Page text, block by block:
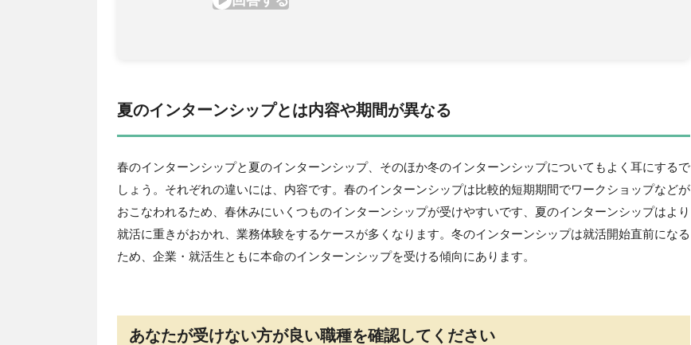
夏のインターンシップとは内容や期間が異なる
春のインターンシップと夏のインターンシップ、そのほか冬のインターンシップについてもよく耳にするで
しょう。それぞれの違いには、内容です。春のインターンシップは比較的短期期間でワークショップなどが
おこなわれるため、春休みにいくつものインターンシップが受けやすいです、夏のインターンシップはより
就活に重きがおかれ、業務体験をするケースが多くなります。冬のインターンシップは就活開始直前になる
ため、企業・就活生ともに本命のインターンシップを受ける傾向にあります。
あなたが受けない方が良い職種を確認してください